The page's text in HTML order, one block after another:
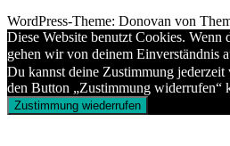
WordPress-Theme: Donovan von
Diese Website benutzt Cookies. Wenn
gehen wir von deinem Einverständnis
Du kannst deine Zustimmung
den Button „Zustimmung widerrufen“
Zustimmung wiederrufen